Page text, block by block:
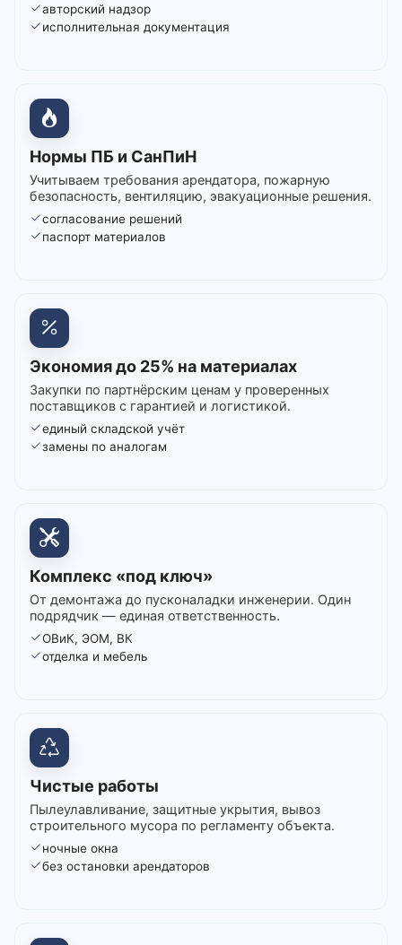
авторский надзор
исполнительная документация
Нормы ПБ и СанПиН
Учитываем требования арендатора, пожарную
безопасность, вентиляцию, эвакуационные решения.
согласование решений
паспорт материалов
Экономия до 25% на материалах
Закупки по партнёрским ценам у проверенных
поставщиков с гарантией и логистикой.
единый складской учёт
замены по аналогам
Комплекс «под ключ»
От демонтажа до пусконаладки инженерии. Один
подрядчик — единая ответственность.
ОВиК, ЭОМ, ВК
отделка и мебель
Чистые работы
Пылеулавливание, защитные укрытия, вывоз
строительного мусора по регламенту объекта.
ночные окна
без остановки арендаторов